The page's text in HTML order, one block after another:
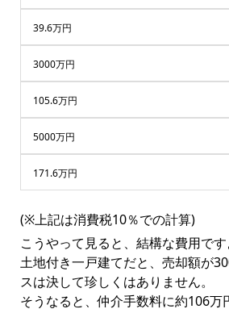
39.6万円
3000万円
105.6万円
5000万円
171.6万円
(※上記は消費税10％での計算)
こうやって見ると、結構な費用です
土地付き一戸建てだと、売却額が
スは決して珍しくはありません。
そうなると、仲介手数料に約106万